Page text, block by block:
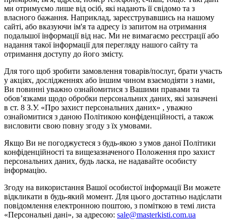
ми отримуємо лише від осіб, які надають її свідомо та з
власного бажання. Наприклад, зареєструвавшись на нашому
сайті, або вказуючи ім'я та адресу із запитом на отримання
подальшої інформації від нас. Ми не вимагаємо реєстрації або
надання такої інформації для перегляду нашого сайту та
отримання доступу до його змісту.
Для того щоб зробити замовлення товарів/послуг, брати участь
у акціях, дослідженнях або іншим чином взаємодіяти з нами,
Ви повинні уважно ознайомитися з Вашими правами та
обов’язками щодо обробки персональних даних, які зазначені
в ст. 8 З.У. «Про захист персональних даних» , уважно
ознайомитися з даною Політикою конфіденційності, а також
висловити свою повну згоду з їх умовами.
Якщо Ви не погоджуєтеся з будь-якою з умов даної Політики
конфіденційності та вищезазначеного Положення про захист
персональних даних, будь ласка, не надавайте особисту
інформацію.
Згоду на використання Вашої особистої інформації Ви можете
відкликати в будь-який момент. Для цього достатньо надіслати
повідомлення електронною поштою, з поміткою в темі листа
«Персональні дані», за адресою: sale@masterkisti.com.ua